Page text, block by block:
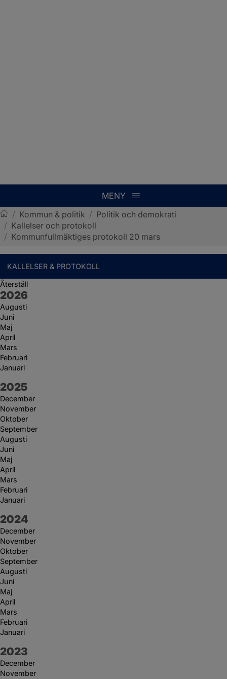
MENY
Sotenäs kommun
/ Kommun & politik / Politik och demokrati
/ Kallelser och protokoll
/ Kommunfullmäktiges protokoll 20 mars
KALLELSER & PROTOKOLL
Återställ
År:
2026
Augusti
Juni
Maj
April
Mars
Februari
Januari
År:
2025
December
November
Oktober
September
Augusti
Juni
Maj
April
Mars
Februari
Januari
År:
2024
December
November
Oktober
September
Augusti
Juni
Maj
April
Mars
Februari
Januari
År:
2023
December
November